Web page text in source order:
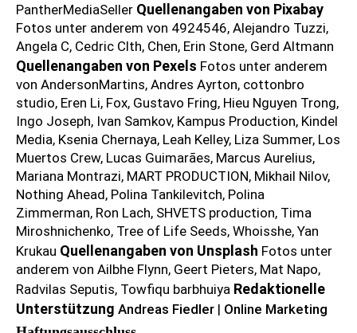
PantherMediaSeller Quellenangaben von Pixabay
Fotos unter anderem von 4924546, Alejandro Tuzzi,
Angela C, Cedric Clth, Chen, Erin Stone, Gerd Altmann
Quellenangaben von Pexels Fotos unter anderem
von AndersonMartins, Andres Ayrton, cottonbro
studio, Eren Li, Fox, Gustavo Fring, Hieu Nguyen Trong,
Ingo Joseph, Ivan Samkov, Kampus Production, Kindel
Media, Ksenia Chernaya, Leah Kelley, Liza Summer, Los
Muertos Crew, Lucas Guimarães, Marcus Aurelius,
Mariana Montrazi, MART PRODUCTION, Mikhail Nilov,
Nothing Ahead, Polina Tankilevitch, Polina
Zimmerman, Ron Lach, SHVETS production, Tima
Miroshnichenko, Tree of Life Seeds, Whoisshe, Yan
Krukau Quellenangaben von Unsplash Fotos unter
anderem von Ailbhe Flynn, Geert Pieters, Mat Napo,
Radvilas Seputis, Towfiqu barbhuiya Redaktionelle
Unterstützung Andreas Fiedler | Online Marketing